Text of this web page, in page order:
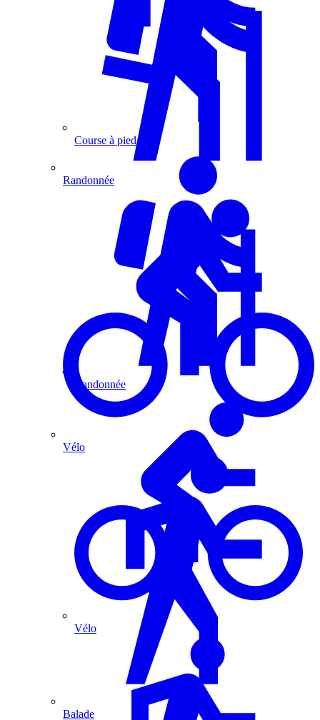
Course à pied
Randonnée
Vélo
Randonnée
Vélo
Balade